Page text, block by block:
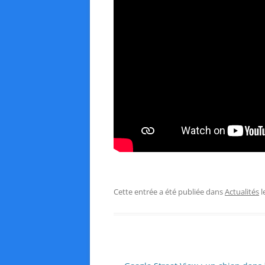
Cette entrée a été publiée dansActualités